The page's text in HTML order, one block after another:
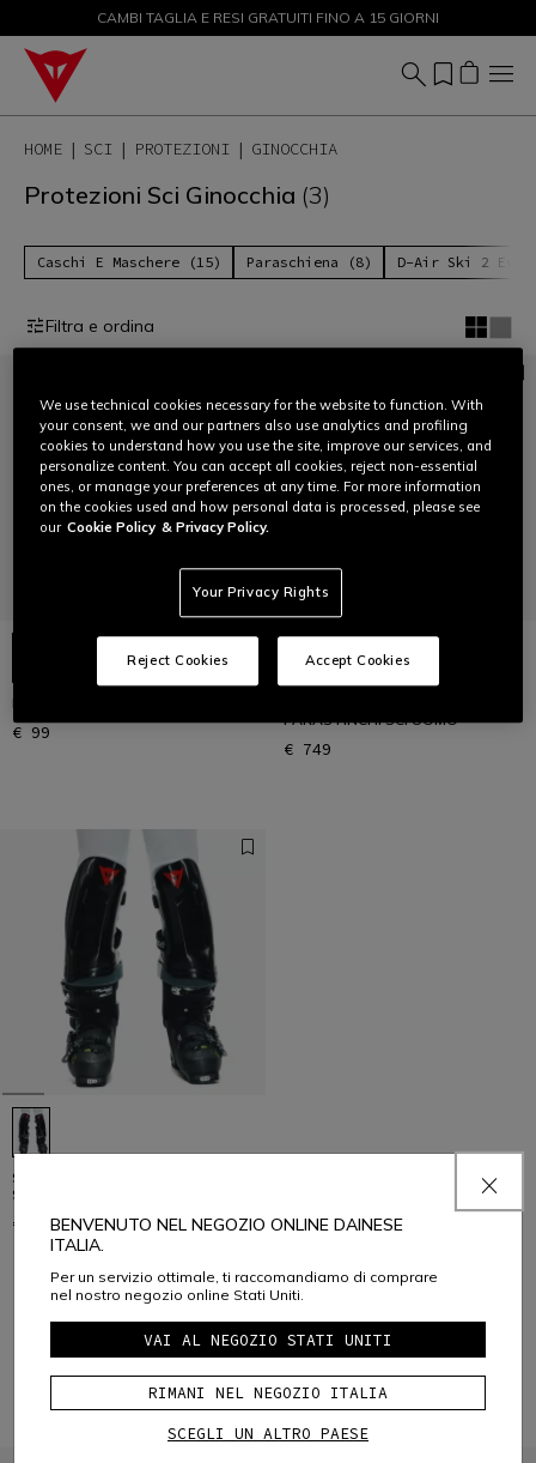
SALDI FINO AL 50% - ACQUISTA ORA
CAMBI TAGLIA E RESI GRATUITI FINO A 15 GIORNI
HOME SCI PROTEZIONI GINOCCHIA
Protezioni Sci Ginocchia (3)
Caschi E Maschere (15) Paraschiena (8) D-Air Ski 2 Evo
Filtra e ordina
R001 PARASTINCHI SCI UNISEX
€ 99
PARASTINCHI SCI UOMO
€ 749
SCARABEO R001 PARASTINCHI
SCI BAMBINO
€ 89 BENVENUTO NEL NEGOZIO ONLINE DAINESE
ITALIA.
Per un servizio ottimale, ti raccomandiamo di comprare
nel nostro negozio online Stati Uniti.
VAI AL NEGOZIO STATI UNITI
RIMANI NEL NEGOZIO ITALIA
SCEGLI UN ALTRO PAESE
We use technical cookies necessary for the website to function. With
your consent, we and our partners also use analytics and profiling
cookies to understand how you use the site, improve our services, and
personalize content. You can accept all cookies, reject non-essential
ones, or manage your preferences at any time. For more information
on the cookies used and how personal data is processed, please see
our Cookie Policy & Privacy Policy.
Your Privacy Rights
Reject Cookies Accept Cookies